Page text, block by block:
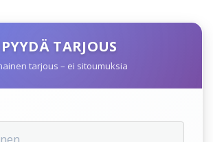
PYYDÄ TARJOUS
tarjous – ei sitoumuksia